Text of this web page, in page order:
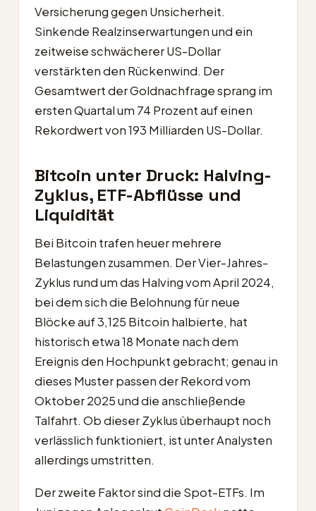
Versicherung gegen Unsicherheit.
Sinkende Realzinserwartungen und ein
zeitweise schwächerer US-Dollar
verstärkten den Rückenwind. Der
Gesamtwert der Goldnachfrage sprang im
ersten Quartal um 74 Prozent auf einen
Rekordwert von 193 Milliarden US-Dollar.
Bitcoin unter Druck: Halving-
Zyklus, ETF-Abflüsse und
Liquidität
Bei Bitcoin trafen heuer mehrere
Belastungen zusammen. Der Vier-Jahres-
Zyklus rund um das Halving vom April 2024,
bei dem sich die Belohnung für neue
Blöcke auf 3,125 Bitcoin halbierte, hat
historisch etwa 18 Monate nach dem
Ereignis den Hochpunkt gebracht; genau in
dieses Muster passen der Rekord vom
Oktober 2025 und die anschließende
Talfahrt. Ob dieser Zyklus überhaupt noch
verlässlich funktioniert, ist unter Analysten
allerdings umstritten.
Der zweite Faktor sind die Spot-ETFs. Im